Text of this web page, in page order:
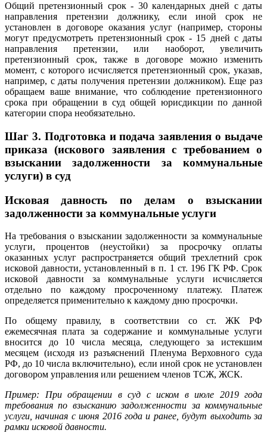
Общий претензионный срок - 30 календарных дней с даты
направления претензии должнику, если иной срок не
установлен в договоре оказания услуг (например, стороны
могут предусмотреть претензионный срок - 15 дней с даты
направления претензии, или наоборот, увеличить
претензионный срок, также в договоре можно изменить
момент, с которого исчисляется претензионный срок, указав,
например, с даты получения претензии должником). Еще раз
обращаем ваше внимание, что соблюдение претензионного
срока при обращении в суд общей юрисдикции по данной
категории спора необязательно.
Шаг 3. Подготовка и подача заявления о выдаче
приказа (искового заявления с требованием о
взыскании задолженности за коммунальные
услуги) в суд
Исковая давность по делам о взыскании
задолженности за коммунальные услуги
На требования о взыскании задолженности за коммунальные
услуги, процентов (неустойки) за просрочку оплаты
оказанных услуг распространяется общий трехлетний срок
исковой давности, установленный в п. 1 ст. 196 ГК РФ. Срок
исковой давности за коммунальные услуги исчисляется
отдельно по каждому просроченному платежу. Платеж
определяется применительно к каждому дню просрочки.
По общему правилу, в соответствии со ст. ЖК РФ
ежемесячная плата за содержание и коммунальные услуги
вносится до 10 числа месяца, следующего за истекшим
месяцем (исходя из разъяснений Пленума Верховного суда
РФ, до 10 числа включительно), если иной срок не установлен
договором управления или решением членов ТСЖ, ЖСК.
Пример: При обращении в суд с иском в июле 2019 года
требования по взысканию задолженности за коммунальные
услуги, начиная с июня 2016 года и ранее, будут выходить за
рамки исковой давности.